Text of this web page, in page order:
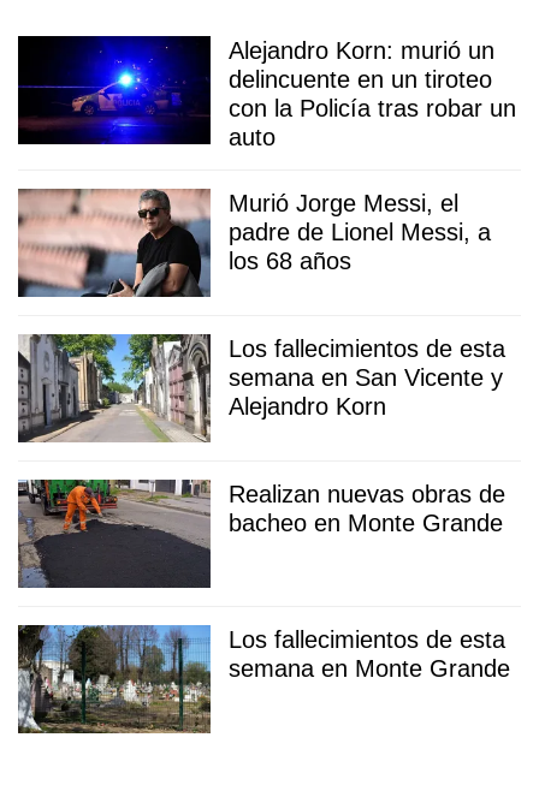
Alejandro Korn: murió un
delincuente en un tiroteo
con la Policía tras robar un
auto
Murió Jorge Messi, el
padre de Lionel Messi, a
los 68 años
Los fallecimientos de esta
semana en San Vicente y
Alejandro Korn
Realizan nuevas obras de
bacheo en Monte Grande
Los fallecimientos de esta
semana en Monte Grande